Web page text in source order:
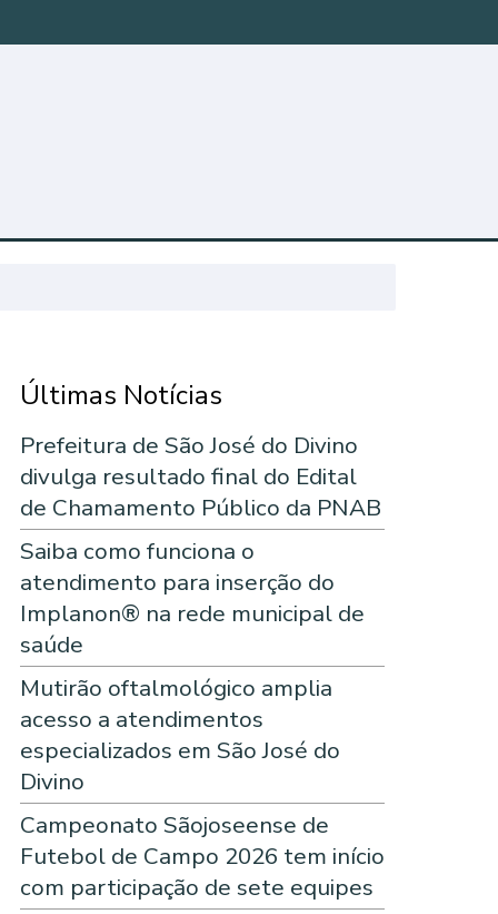
Últimas Notícias
Prefeitura de São José do Divino
divulga resultado final do Edital
de Chamamento Público da PNAB
Saiba como funciona o
atendimento para inserção do
Implanon® na rede municipal de
saúde
Mutirão oftalmológico amplia
acesso a atendimentos
especializados em São José do
Divino
Campeonato Sãojoseense de
Futebol de Campo 2026 tem início
com participação de sete equipes